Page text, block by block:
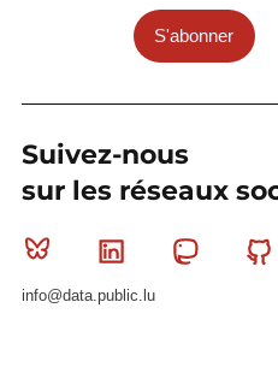
S'abonner
Suivez-nous
sur les réseaux
Bluesky Linkedin
info@data.public.lu